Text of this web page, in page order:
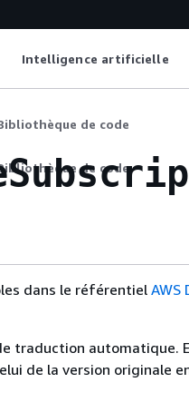
Intelligence artificielle
de code
de code
dans le référentiel AWS
traduction automatique.
de la version originale